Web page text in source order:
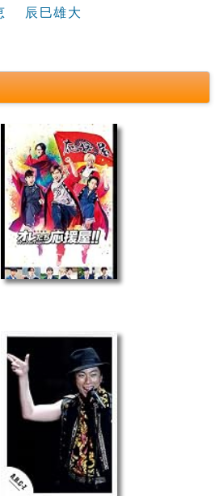
辰巳雄大